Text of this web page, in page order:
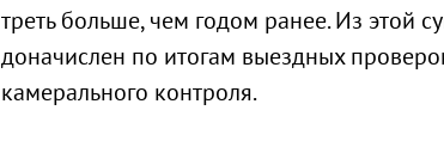
треть больше, чем годом ранее. Из этой
доначислен по итогам выездных
камерального контроля.